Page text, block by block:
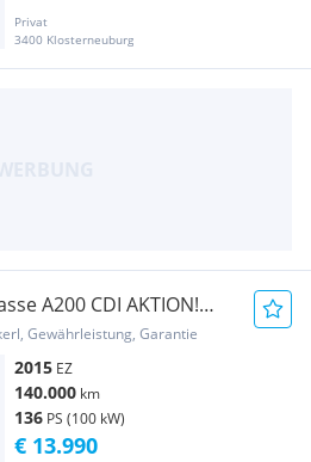
Privat
3400 Klosterneuburg
A200 CDI AKTION!
Gewährleistung, Garantie
2015 EZ
140.000 km
136 PS (100 kW)
€ 13.990